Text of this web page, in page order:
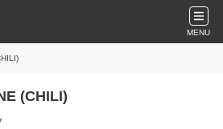
MENU
(CHILI)